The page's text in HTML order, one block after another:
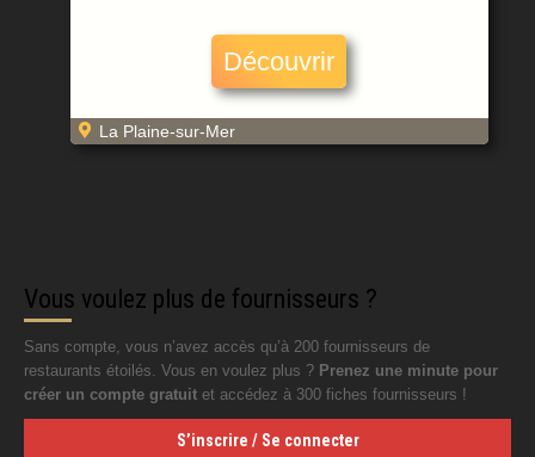
Découvrir
La Plaine-sur-Mer
Vous voulez plus de fournisseurs ?
Sans compte, vous n’avez accès qu’à 200 fournisseurs de
restaurants étoilés. Vous en voulez plus ? Prenez une minute pour
créer un compte gratuit et accédez à 300 fiches fournisseurs !
S’inscrire / Se connecter